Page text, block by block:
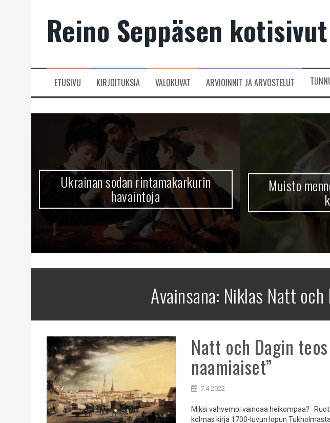
Reino Seppäsen kotisivut
ETUSIVU KIRJOITUKSIA VALOKUVAT ARVIOINNIT JA ARVOSTELUT
Ukrainan sodan rintamakarkurin
havaintoja
Muisto
Avainsana: Niklas Natt och
Natt och Dagin
naamiaiset”
7.4.2022
Miksi vahvempi vainoaa heikompaa?
kolmas kirja 1700-luvun lopun